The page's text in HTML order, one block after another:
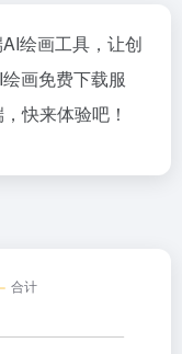
绘画工具，让创
画免费下载服
快来体验吧！